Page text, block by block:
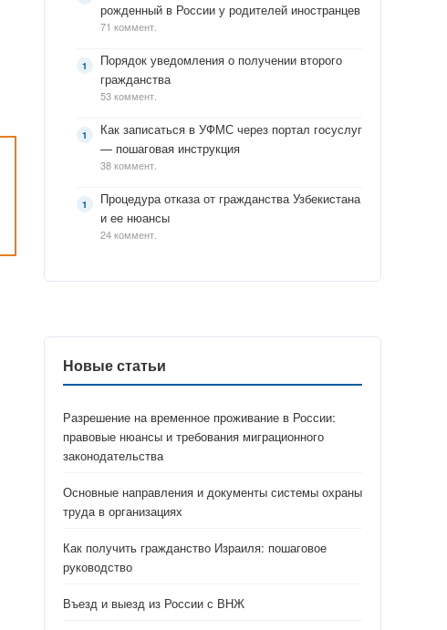
рожденный в России у родителей иностранцев
71 коммент.
Порядок уведомления о получении второго
гражданства
53 коммент.
Как записаться в УФМС через портал госуслуг
— пошаговая инструкция
38 коммент.
Процедура отказа от гражданства Узбекистана
и ее нюансы
24 коммент.
Новые статьи
Разрешение на временное проживание в России:
правовые нюансы и требования миграционного
законодательства
Основные направления и документы системы охраны
труда в организациях
Как получить гражданство Израиля: пошаговое
руководство
Въезд и выезд из России с ВНЖ